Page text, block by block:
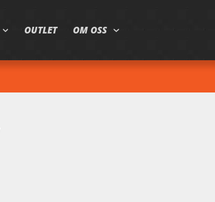
OUTLET OM OSS